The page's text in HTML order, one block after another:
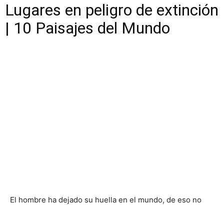
Lugares en peligro de extinción
| 10 Paisajes del Mundo
El hombre ha dejado su huella en el mundo, de eso no